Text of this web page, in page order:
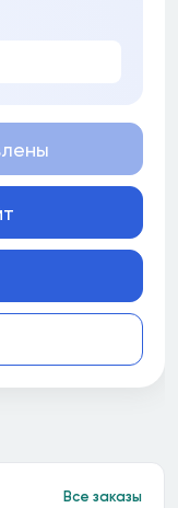
Все заказы